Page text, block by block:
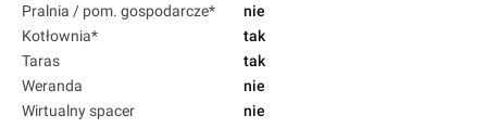
Pralnia / pom. gospodarcze*
nie
Kotłownia*
tak
Taras
tak
Weranda
nie
Wirtualny spacer
nie